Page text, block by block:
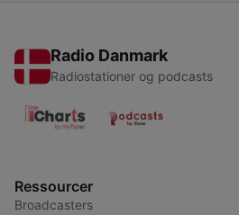
Radio Danmark
Radiostationer og podcasts
Ressourcer
Broadcasters